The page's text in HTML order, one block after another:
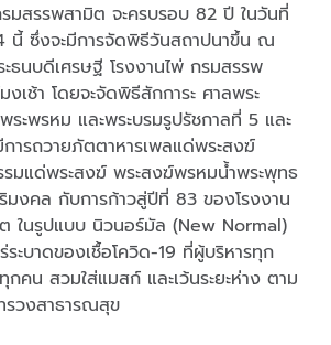
มสรรพสามิต จะครบรอบ 82 ปี ในวันที่
นี้ ซึ่งจะมีการจัดพิธีวันสถาปนาขึ้น ณ
ธนบดีเศรษฐี โรงงานไพ่ กรมสรรพ
งเช้า โดยจะจัดพิธีสักการะ ศาลพระ
ะพรหม และพระบรมรูปรัชกาลที่ 5 และ
ารถวายภัตตาหารเพลแด่พระสงฆ์
รมแด่พระสงฆ์ พระสงฆ์พรหมน้ำพระพุทธ
มงคล กับการก้าวสู่ปีที่ 83 ของโรงงาน
ในรูปแบบ นิวนอร์มัล (New Normal)
ระบาดของเชื้อโควิด-19 ที่ผู้บริหารทุก
คน สวมใส่แมสก์ และเว้นระยะห่าง ตาม
รวงสาธารณสุข